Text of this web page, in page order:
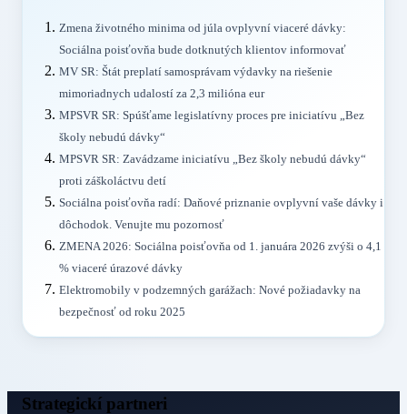
Zmena životného minima od júla ovplyvní viaceré dávky:
Sociálna poisťovňa bude dotknutých klientov informovať
MV SR: Štát preplatí samosprávam výdavky na riešenie
mimoriadnych udalostí za 2,3 milióna eur
MPSVR SR: Spúšťame legislatívny proces pre iniciatívu „Bez
školy nebudú dávky“
MPSVR SR: Zavádzame iniciatívu „Bez školy nebudú dávky“
proti záškoláctvu detí
Sociálna poisťovňa radí: Daňové priznanie ovplyvní vaše dávky i
dôchodok. Venujte mu pozornosť
ZMENA 2026: Sociálna poisťovňa od 1. januára 2026 zvýši o 4,1
% viaceré úrazové dávky
Elektromobily v podzemných garážach: Nové požiadavky na
bezpečnosť od roku 2025
Strategickí partneri